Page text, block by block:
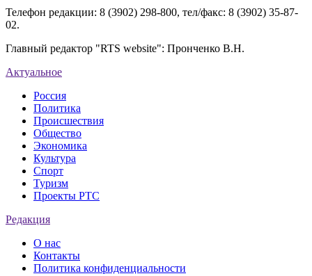
Телефон редакции: 8 (3902) 298-800, тел/факс: 8 (3902) 35-87-
02.
Главный редактор "RTS website": Пронченко В.Н.
Актуальное
Россия
Политика
Происшествия
Общество
Экономика
Культура
Спорт
Туризм
Проекты РТС
Редакция
О нас
Контакты
Политика конфиденциальности